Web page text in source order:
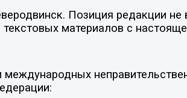
Позиция редакции не
материалов с